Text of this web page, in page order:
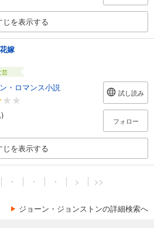
じを表示する
嫁
芸
・ロマンス小説
試し読み
フォロー
じを表示する
・ ・ ・ > >>
ジョーン・ジョンストンの詳細検索へ